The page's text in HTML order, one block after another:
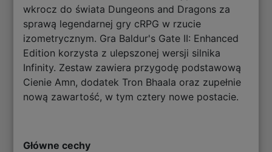
wkrocz do świata Dungeons and Dragons za
sprawą legendarnej gry cRPG w rzucie
izometrycznym. Gra Baldur's Gate II: Enhanced
Edition korzysta z ulepszonej wersji silnika
Infinity. Zestaw zawiera przygodę podstawową
Cienie Amn, dodatek Tron Bhaala oraz zupełnie
nową zawartość, w tym cztery nowe postacie.
Główne cechy